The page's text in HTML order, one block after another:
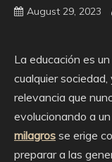
August 29, 2023
La educación es
cualquier
relevancia que
evolucionando a
milagros se erige
preparar a las